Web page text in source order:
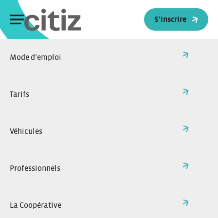
S'inscrire
Mode d’emploi
Tarifs
Véhicules
Professionnels
La Coopérative
Retour à l'accueil
> Actualités
Panneau de gestion des cookies